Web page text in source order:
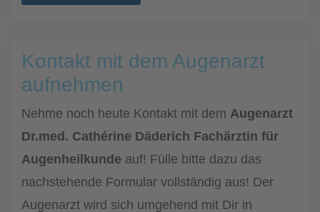
Kontakt mit dem Augenarzt
aufnehmen
Nehme noch heute Kontakt mit dem Augenarzt
Dr.med. Cathérine Däderich Fachärztin für
Augenheilkunde auf! Fülle bitte dazu das
nachstehende Formular vollständig aus! Der
Augenarzt wird sich umgehend mit Dir in